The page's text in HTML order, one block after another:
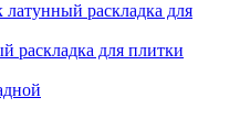
раскладка для
раскладка для плитки